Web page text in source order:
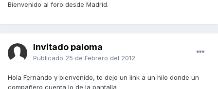
Bienvenido al foro desde Madrid.
Invitado paloma
Publicado 25 de Febrero del 2012
Hola Fernando y bienvenido, te dejo un link a un hilo donde un
compañero cuenta lo de la pantalla